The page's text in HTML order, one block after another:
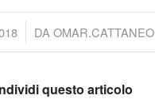
DA OMAR.CATTANEO
questo articolo